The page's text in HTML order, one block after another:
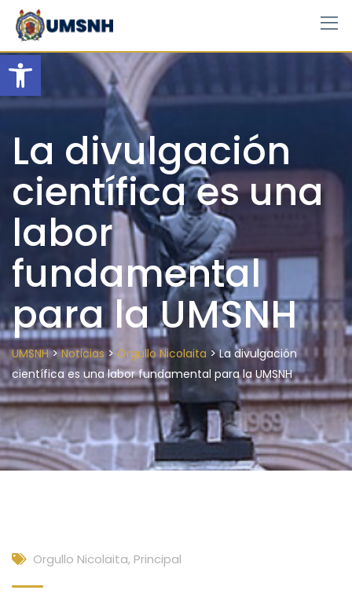
Open toolbar
Skip
content
La divulgación
científica es una
labor
fundamental
para la UMSNH
UMSNH>Noticias> Orgullo Nicolaita >La divulgación
científica es una labor fundamental para la UMSNH
Orgullo Nicolaita, Principal